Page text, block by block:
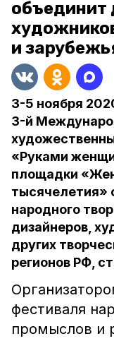
объединит
и
3-5 ноября
3-й
«Руками
площадки
тысячелетия»
народного
дизайнеров,
других
регионов РФ,
фестиваля
промыслов и